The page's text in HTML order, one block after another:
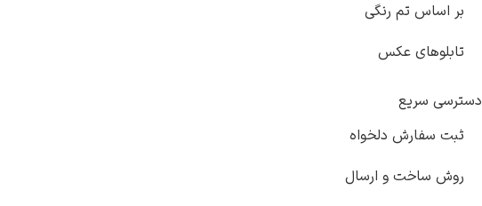
بر اساس تم رنگی
تابلوهای عکس
دسترسی سریع
ثبت سفارش دلخواه
روش ساخت و ارسال